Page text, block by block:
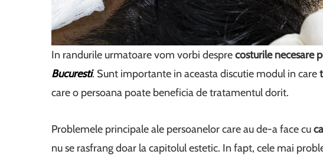
In randurile urmatoare vom vorbi desprecosturile necesare
Bucuresti. Sunt importante in aceasta discutie modul in care
care o persoana poate beneficia de tratamentul dorit.
Problemele principale ale persoanelor care au de-a face cu
nu se rasfrang doar la capitolul estetic. In fapt, cele mai